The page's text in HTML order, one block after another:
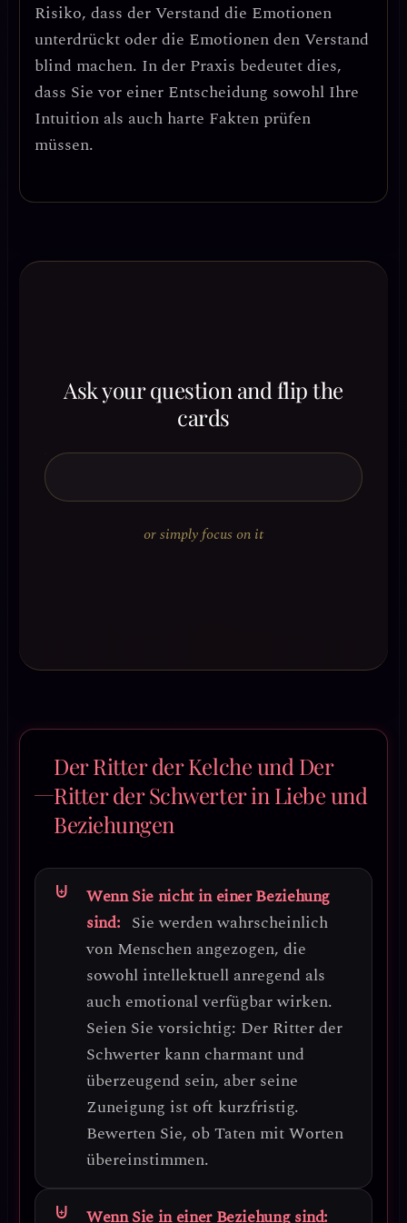
Risiko, dass der Verstand die Emotionen
unterdrückt oder die Emotionen den Verstand
blind machen. In der Praxis bedeutet dies,
dass Sievor einer Entscheidung sowohl Ihre
Intuition als auch harte Fakten prüfen
müssen.
Ask your question and flip the
cards
or simply focus on it
Der Ritter der Kelche und Der
Ritter der Schwerter in Liebe und
Beziehungen
Wenn Sie nicht in einer Beziehung
sind: Sie werden wahrscheinlich
von Menschen angezogen, die
sowohl intellektuell anregend als
auch emotional verfügbar wirken.
Seien Sie vorsichtig: Der Ritter der
Schwerter kann charmant und
überzeugend sein, aber seine
Zuneigung ist oft kurzfristig.
Bewerten Sie, ob Taten mit Worten
übereinstimmen.
Wenn Sie in einer Beziehung sind: